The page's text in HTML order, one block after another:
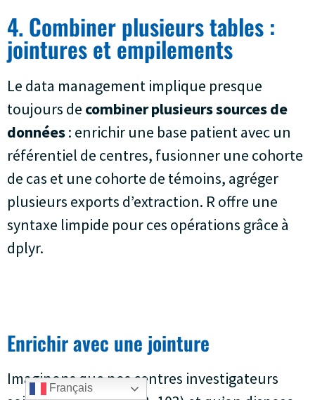
4. Combiner plusieurs tables :
jointures et empilements
Le data management implique presque
toujours de combiner plusieurs sources de
données: enrichir une base patient avec un
référentiel de centres, fusionner une cohorte
de cas et une cohorte de témoins, agréger
plusieurs exports d’extraction. R offre une
syntaxe limpide pour ces opérations grâce à
dplyr.
Enrichir avec une jointure
Imaginons que nos centres investigateurs
Français